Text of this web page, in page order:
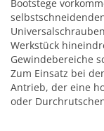
Bootstege
Werkstück
Gewindebereiche
Zum Einsatz bei
Antrieb, der eine
oder